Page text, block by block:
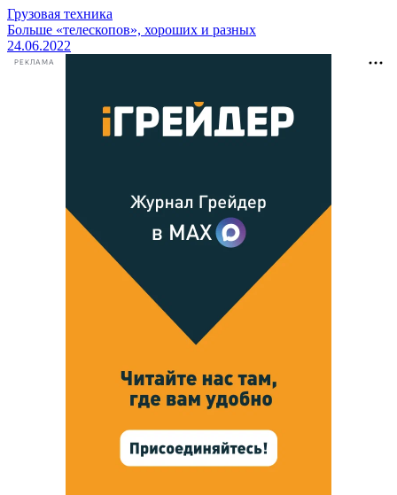
Грузовая техника
Больше «телескопов», хороших и разных
24.06.2022
РЕКЛАМА